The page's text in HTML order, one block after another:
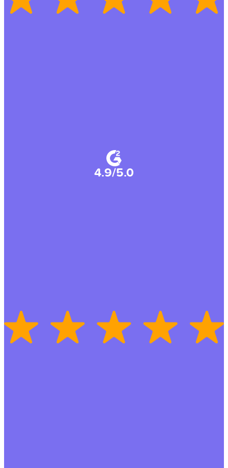
4.9/5.0